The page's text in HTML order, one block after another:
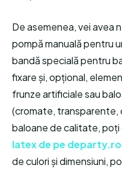
De asemenea, vei avea
pompă manuală pentru
bandă specială pentru
fixare și, opțional,
frunze artificiale sau
(cromate,
baloane de calitate,
latex de pe departy.ro
de culori și dimensiuni,